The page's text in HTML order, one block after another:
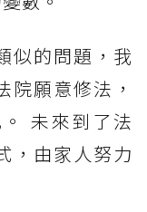
似的問題，我
院願意修法，
未來到了法
，由家人努力